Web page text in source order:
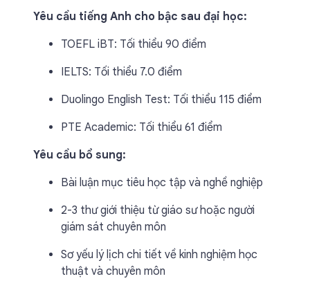
Yêu cầu tiếng Anh cho bậc sau đại học:
TOEFL iBT: Tối thiểu 90 điểm
IELTS: Tối thiểu 7.0 điểm
Duolingo English Test: Tối thiểu 115 điểm
PTE Academic: Tối thiểu 61 điểm
Yêu cầu bổ sung:
Bài luận mục tiêu học tập và nghề nghiệp
2-3 thư giới thiệu từ giáo sư hoặc người
giám sát chuyên môn
Sơ yếu lý lịch chi tiết về kinh nghiệm học
thuật và chuyên môn